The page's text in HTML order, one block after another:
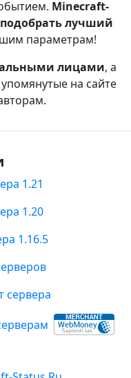
Minecraft-
лучший
параметрам!
лицами, а
на сайте
1.21
1.20
1.16.5
сервера